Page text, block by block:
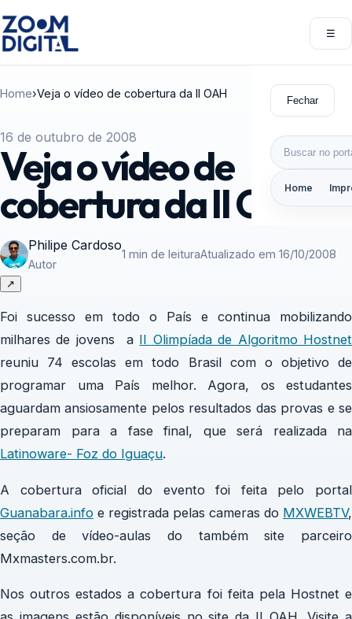
☰
Fechar
Buscar por:
Home
Home›Veja o vídeo de cobertura da II OAH
16 de outubro de 2008
Veja o vídeo de
cobertura da II OAH
Philipe Cardoso
Autor
1 min de leituraAtualizado em 16/10/2008
↗
Foi sucesso em todo o País e continua mobilizando
milhares de jovens a II Olimpíada de Algoritmo Hostnet
reuniu 74 escolas em todo Brasil com o objetivo de
programar uma País melhor. Agora, os estudantes
aguardam ansiosamente pelos resultados das provas e se
preparam para a fase final, que será realizada na
Latinoware- Foz do Iguaçu.
A cobertura oficial do evento foi feita pelo portal
Guanabara.info e registrada pelas cameras do MXWEBTV,
seção de vídeo-aulas do também site parceiro
Mxmasters.com.br.
Nos outros estados a cobertura foi feita pela Hostnet e